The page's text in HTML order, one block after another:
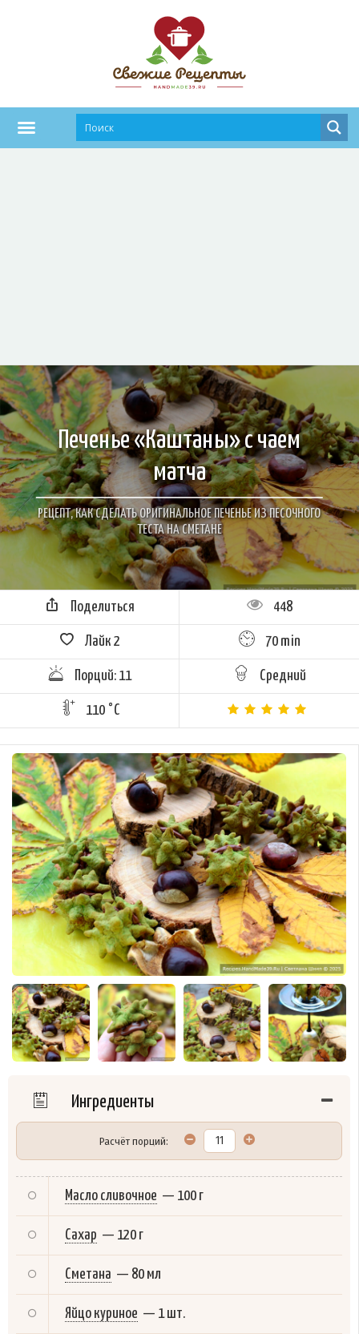
Печенье «Каштаны» с чаем
матча
РЕЦЕПТ, КАК СДЕЛАТЬ ОРИГИНАЛЬНОЕ ПЕЧЕНЬЕ ИЗ ПЕСОЧНОГО
ТЕСТА НА СМЕТАНЕ
Поделиться 448
Лайк 2 70 min
Порций: 11 Средний
110 °C
Ингредиенты
Расчёт порций:
Масло сливочное — 100 г
Сахар — 120 г
Сметана — 80 мл
Яйцо куриное — 1 шт.